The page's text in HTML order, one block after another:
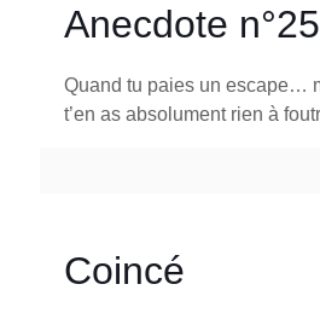
Anecdote n°25
Quand tu paies un escape…
t’en as absolument rien à
Coincé